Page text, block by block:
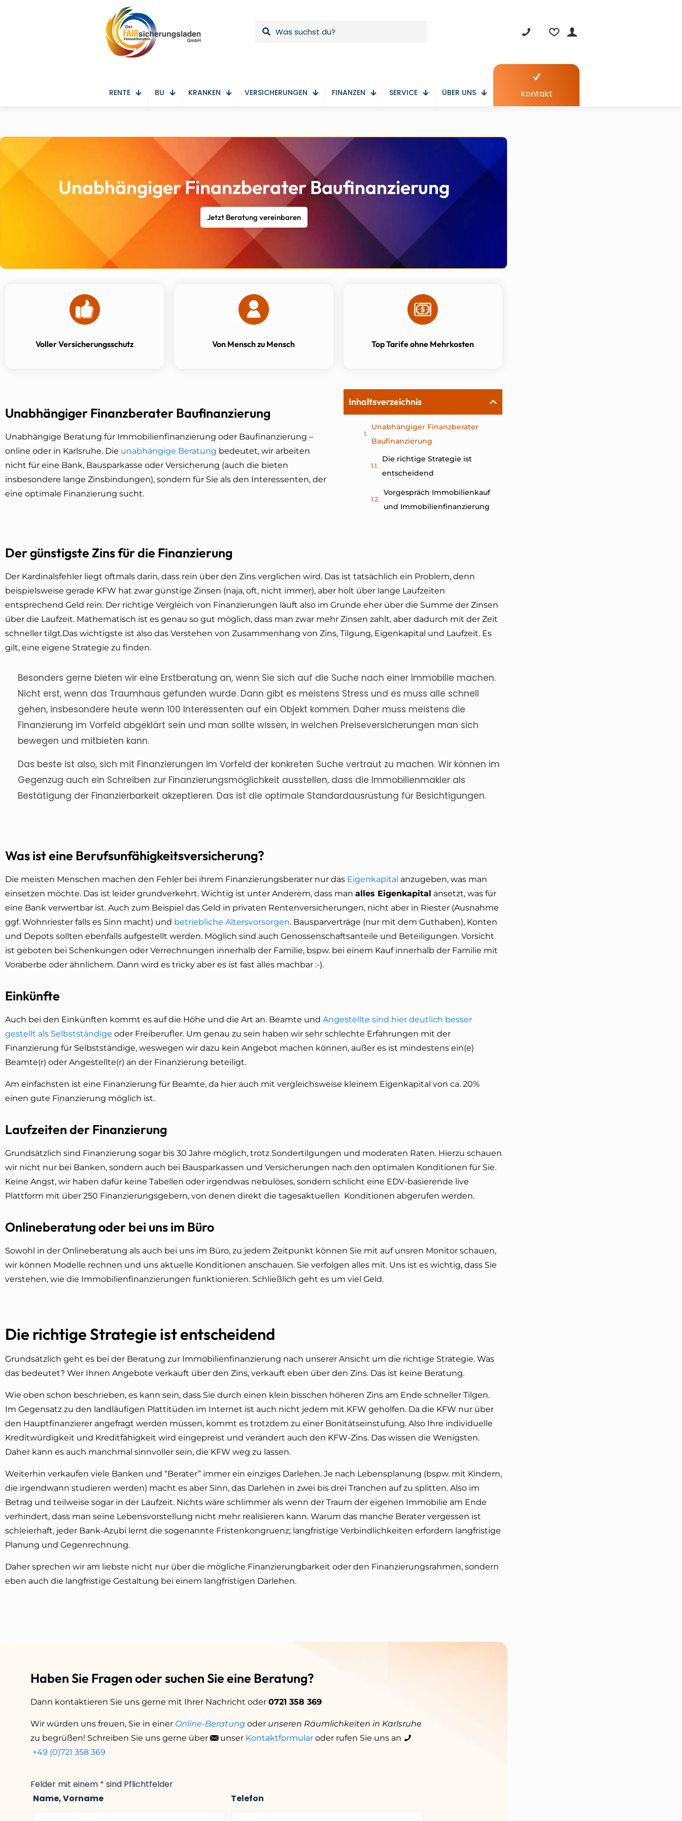
RENTE BU KRANKEN VERSICHERUNGEN FINANZEN SERVICE ÜBER UNS Kontakt
Unabhängiger Finanzberater Baufinanzierung
Jetzt Beratung vereinbaren
Voller Versicherungsschutz Von Mensch zu Mensch Top Tarife ohne Mehrkosten
Unabhängiger Finanzberater Baufinanzierung
Unabhängige Beratung für Immobilienfinanzierung oder Baufinanzierung –
online oder in Karlsruhe. Die unabhängige Beratung bedeutet, wir arbeiten
nicht für eine Bank, Bausparkasse oder Versicherung (auch die bieten
insbesondere lange Zinsbindungen), sondern für Sie als den Interessenten, der
eine optimale Finanzierung sucht.
Inhaltsverzeichnis
Unabhängiger Finanzberater
Baufinanzierung
Die richtige Strategie ist
entscheidend
Vorgespräch Immobilienkauf
und Immobilienfinanzierung
Der günstigste Zins für die Finanzierung
Der Kardinalsfehler liegt oftmals darin, dass rein über den Zins verglichen wird. Das ist tatsächlich ein Problem, denn
beispielsweise gerade KFW hat zwar günstige Zinsen (naja, oft, nicht immer), aber holt über lange Laufzeiten
entsprechend Geld rein. Der richtige Vergleich von Finanzierungen läuft also im Grunde eher über die Summe der Zinsen
über die Laufzeit. Mathematisch ist es genau so gut möglich, dass man zwar mehr Zinsen zahlt, aber dadurch mit der Zeit
schneller tilgt.Das wichtigste ist also das Verstehen von Zusammenhang von Zins, Tilgung, Eigenkapital und Laufzeit. Es
gilt, eine eigene Strategie zu finden.
Besonders gerne bieten wir eine Erstberatung an, wenn Sie sich auf die Suche nach einer Immobilie machen.
Nicht erst, wenn das Traumhaus gefunden wurde. Dann gibt es meistens Stress und es muss alle schnell
gehen, insbesondere heute wenn 100 Interessenten auf ein Objekt kommen. Daher muss meistens die
Finanzierung im Vorfeld abgeklärt sein und man sollte wissen, in welchen Preiseversicherungen man sich
bewegen und mitbieten kann.
Das beste ist also, sich mit Finanzierungen im Vorfeld der konkreten Suche vertraut zu machen. Wir können im
Gegenzug auch ein Schreiben zur Finanzierungsmöglichkeit ausstellen, dass die Immobilienmakler als
Bestätigung der Finanzierbarkeit akzeptieren. Das ist die optimale Standardausrüstung für Besichtigungen.
Was ist eine Berufsunfähigkeitsversicherung?
Die meisten Menschen machen den Fehler bei ihrem Finanzierungsberater nur das Eigenkapital anzugeben, was man
einsetzen möchte. Das ist leider grundverkehrt. Wichtig ist unter Anderem, dass man alles Eigenkapital ansetzt, was für
eine Bank verwertbar ist. Auch zum Beispiel das Geld in privaten Rentenversicherungen, nicht aber in Riester (Ausnahme
ggf. Wohnriester falls es Sinn macht) und betriebliche Altersvorsorgen. Bausparverträge (nur mit dem Guthaben), Konten
und Depots sollten ebenfalls aufgestellt werden. Möglich sind auch Genossenschaftsanteile und Beteiligungen. Vorsicht
ist geboten bei Schenkungen oder Verrechnungen innerhalb der Familie, bspw. bei einem Kauf innerhalb der Familie mit
Voraberbe oder ähnlichem. Dann wird es tricky aber es ist fast alles machbar :-).
Einkünfte
Auch bei den Einkünften kommt es auf die Höhe und die Art an. Beamte und Angestellte sind hier deutlich besser
gestellt als Selbstständige oder Freiberufler. Um genau zu sein haben wir sehr schlechte Erfahrungen mit der
Finanzierung für Selbstständige, weswegen wir dazu kein Angebot machen können, außer es ist mindestens ein(e)
Beamte(r) oder Angestellte(r) an der Finanzierung beteiligt.
Am einfachsten ist eine Finanzierung für Beamte, da hier auch mit vergleichsweise kleinem Eigenkapital von ca. 20%
einen gute Finanzierung möglich ist.
Laufzeiten der Finanzierung
Grundsätzlich sind Finanzierung sogar bis 30 Jahre möglich, trotz Sondertilgungen und moderaten Raten. Hierzu schauen
wir nicht nur bei Banken, sondern auch bei Bausparkassen und Versicherungen nach den optimalen Konditionen für Sie.
Keine Angst, wir haben dafür keine Tabellen oder irgendwas nebulöses, sondern schlicht eine EDV-basierende live
Plattform mit über 250 Finanzierungsgebern, von denen direkt die tagesaktuellen Konditionen abgerufen werden.
Onlineberatung oder bei uns im Büro
Sowohl in der Onlineberatung als auch bei uns im Büro, zu jedem Zeitpunkt können Sie mit auf unsren Monitor schauen,
wir können Modelle rechnen und uns aktuelle Konditionen anschauen. Sie verfolgen alles mit. Uns ist es wichtig, dass Sie
verstehen, wie die Immobilienfinanzierungen funktionieren. Schließlich geht es um viel Geld.
Die richtige Strategie ist entscheidend
Grundsätzlich geht es bei der Beratung zur Immobilienfinanzierung nach unserer Ansicht um die richtige Strategie. Was
das bedeutet? Wer Ihnen Angebote verkauft über den Zins, verkauft eben über den Zins. Das ist keine Beratung.
Wie oben schon beschrieben, es kann sein, dass Sie durch einen klein bisschen höheren Zins am Ende schneller Tilgen.
Im Gegensatz zu den landläufigen Plattitüden im Internet ist auch nicht jedem mit KFW geholfen. Da die KFW nur über
den Hauptfinanzierer angefragt werden müssen, kommt es trotzdem zu einer Bonitätseinstufung. Also Ihre individuelle
Kreditwürdigkeit und Kreditfähigkeit wird eingepreist und verändert auch den KFW-Zins. Das wissen die Wenigsten.
Daher kann es auch manchmal sinnvoller sein, die KFW weg zu lassen.
Weiterhin verkaufen viele Banken und “Berater” immer ein einziges Darlehen. Je nach Lebensplanung (bspw. mit Kindern,
die irgendwann studieren werden) macht es aber Sinn, das Darlehen in zwei bis drei Tranchen auf zu splitten. Also im
Betrag und teilweise sogar in der Laufzeit. Nichts wäre schlimmer als wenn der Traum der eigenen Immobilie am Ende
verhindert, dass man seine Lebensvorstellung nicht mehr realisieren kann. Warum das manche Berater vergessen ist
schleierhaft, jeder Bank-Azubi lernt die sogenannte Fristenkongruenz; langfristige Verbindlichkeiten erfordern langfristige
Planung und Gegenrechnung.
Daher sprechen wir am liebste nicht nur über die mögliche Finanzierungbarkeit oder den Finanzierungsrahmen, sondern
eben auch die langfristige Gestaltung bei einem langfristigen Darlehen.
Haben Sie Fragen oder suchen Sie eine Beratung?
Dann kontaktieren Sie uns gerne mit Ihrer Nachricht oder 0721 358 369
Wir würden uns freuen, Sie in einer Online-Beratung oder unseren Räumlichkeiten in Karlsruhe
zu begrüßen! Schreiben Sie uns gerne über
unser Kontaktformular oder rufen Sie uns an
+49 (0)721 358 369
Felder mit einem * sind Pflichtfelder
Name, Vorname
Telefon